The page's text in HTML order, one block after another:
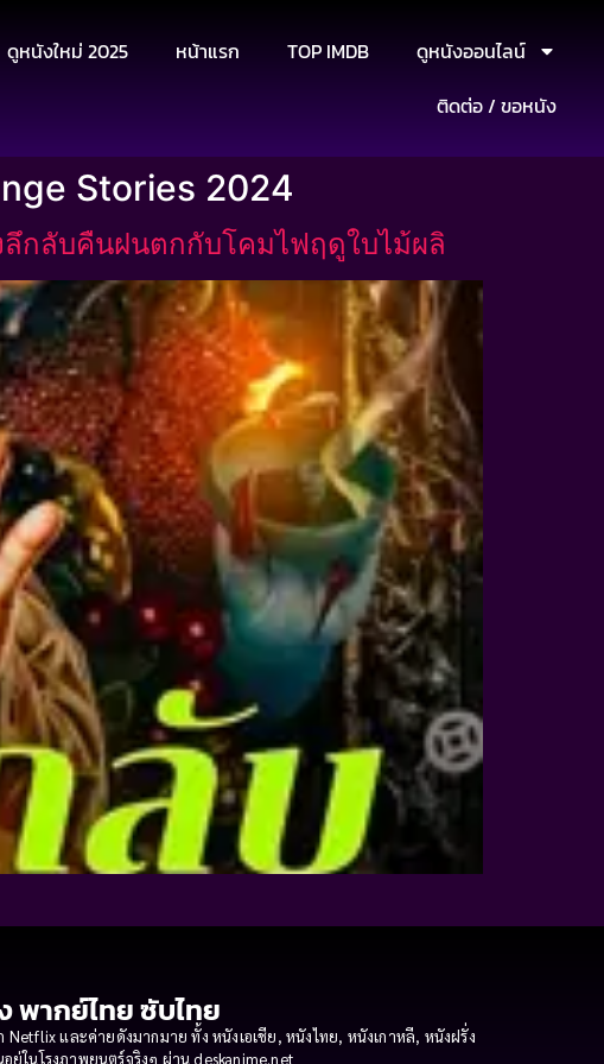
ดูหนังใหม่ 2025 หน้าแรก TOP IMDB
ดูหนังออนไลน์
ติดต่อ / ขอหนัง
Stories 2024
ลึกลับคืนฝนตกกับโคมไฟฤดูใบไม้ผลิ
พากย์ไทย ซับไทย
และค่ายดังมากมาย ทั้ง หนังเอเชีย, หนังไทย, หนังเกาหลี, หนังฝรั่ง
ในโรงภาพยนตร์จริงๆ ผ่าน deskanime.net